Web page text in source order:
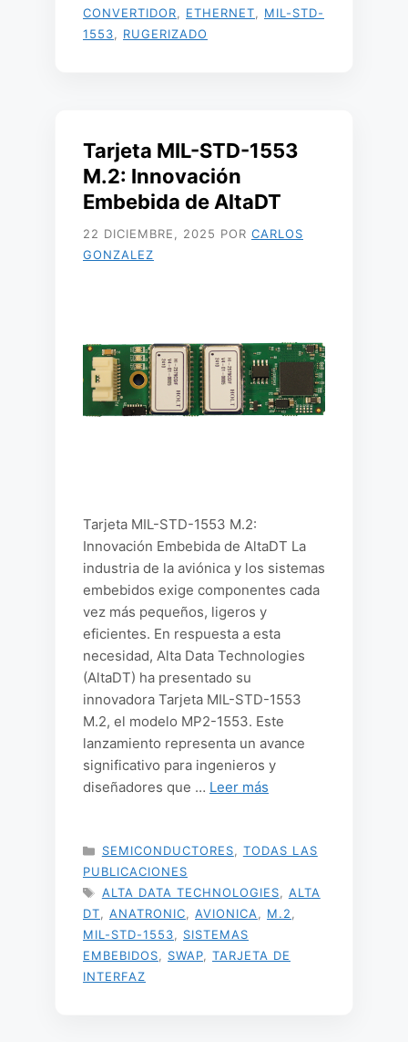
CONVERTIDOR
ETHERNET
MIL-STD-
1553
RUGERIZADO
Tarjeta MIL-STD-1553
M.2: Innovación
Embebida de AltaDT
22 DICIEMBRE, 2025 POR CARLOS
GONZALEZ
Tarjeta MIL-STD-1553 M.2:
Innovación Embebida de AltaDT La
industria de la aviónica y los sistemas
embebidos exige componentes cada
vez más pequeños, ligeros y
eficientes. En respuesta a esta
necesidad, Alta Data Technologies
(AltaDT) ha presentado su
innovadora Tarjeta MIL-STD-1553
M.2, el modelo MP2-1553. Este
lanzamiento representa un avance
significativo para ingenieros y
diseñadores que … Leer más
CATEGORÍAS
SEMICONDUCTORES
TODAS LAS
PUBLICACIONES
ETIQUETAS
ALTA DATA TECHNOLOGIES
ALTA
DT
ANATRONIC AVIONICA M.2
MIL-STD-1553
SISTEMAS
EMBEBIDOS
SWAP
TARJETA DE
INTERFAZ